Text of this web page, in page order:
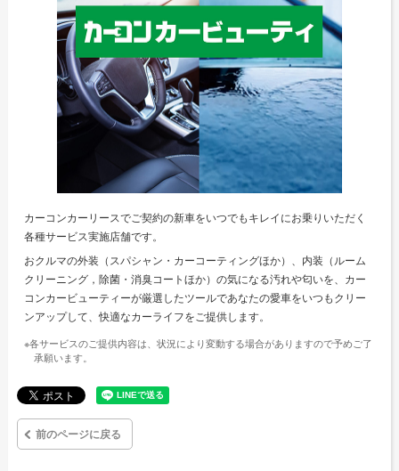
カーコンカーリースでご契約の新車をいつでもキレイにお乗りいただく
各種サービス実施店舗です。
おクルマの外装（スパシャン・カーコーティングほか）、内装（ルーム
クリーニング，除菌・消臭コートほか）の気になる汚れや匂いを、カー
コンカービューティーが厳選したツールであなたの愛車をいつもクリー
ンアップして、快適なカーライフをご提供します。
※各サービスのご提供内容は、状況により変動する場合がありますので予めご了
承願います。
前のページに戻る